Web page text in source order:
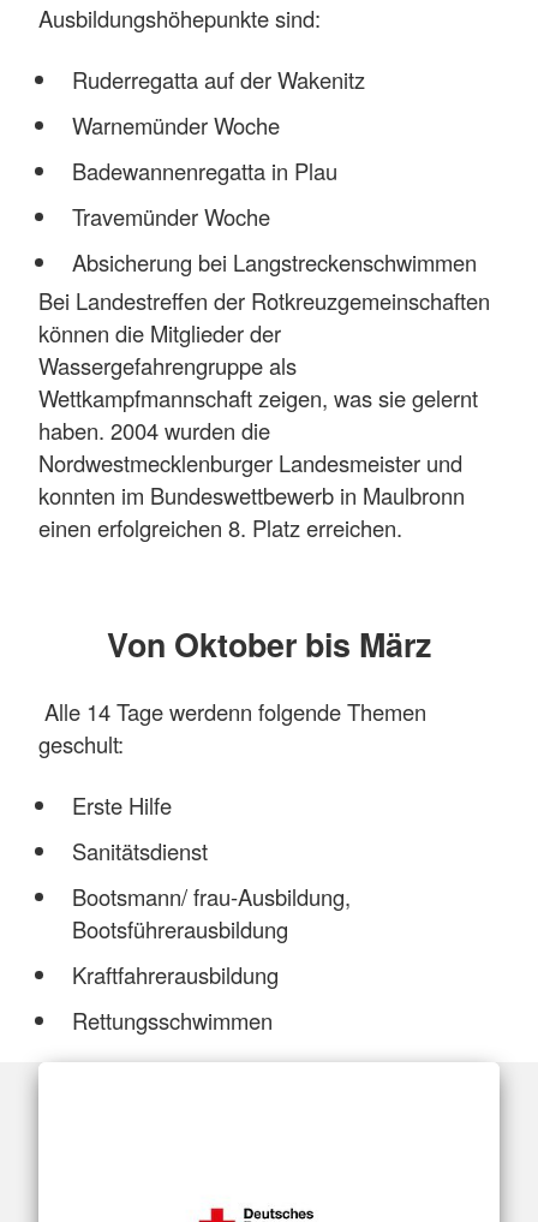
Ausbildungshöhepunkte sind:
Ruderregatta auf der Wakenitz
Warnemünder Woche
Badewannenregatta in Plau
Travemünder Woche
Absicherung bei Langstreckenschwimmen
Bei Landestreffen der Rotkreuzgemeinschaften
können die Mitglieder der
Wassergefahrengruppe als
Wettkampfmannschaft zeigen, was sie gelernt
haben. 2004 wurden die
Nordwestmecklenburger Landesmeister und
konnten im Bundeswettbewerb in Maulbronn
einen erfolgreichen 8. Platz erreichen.
Von Oktober bis März
Alle 14 Tage werdenn folgende Themen
geschult:
Erste Hilfe
Sanitätsdienst
Bootsmann/ frau-Ausbildung,
Bootsführerausbildung
Kraftfahrerausbildung
Rettungsschwimmen